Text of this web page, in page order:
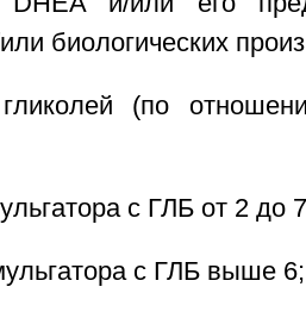
биологических
(по
с ГЛБ от 2 до
с ГЛБ выше 6;